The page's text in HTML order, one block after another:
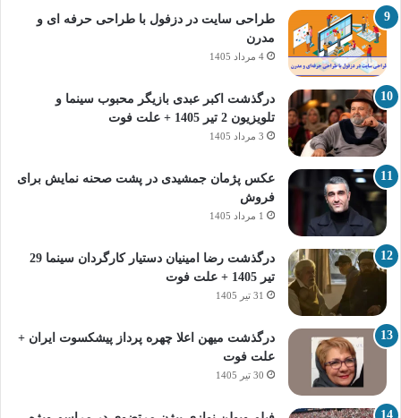
طراحی سایت در دزفول با طراحی حرفه‌ ای و
مدرن
4 مرداد 1405
درگذشت اکبر عبدی بازیگر محبوب سینما و
تلویزیون 2 تیر 1405 + علت فوت
3 مرداد 1405
عکس پژمان جمشیدی در پشت صحنه نمایش برای
فروش
1 مرداد 1405
درگذشت رضا امینیان دستیار کارگردان سینما 29
تیر 1405 + علت فوت
31 تیر 1405
درگذشت میهن اعلا چهره پرداز پیشکسوت ایران +
علت فوت
30 تیر 1405